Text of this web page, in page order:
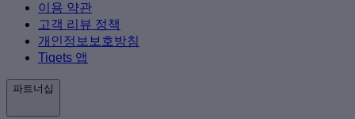
이용 약관
고객 리뷰 정책
개인정보보호방침
Tiqets 앱
파트너십